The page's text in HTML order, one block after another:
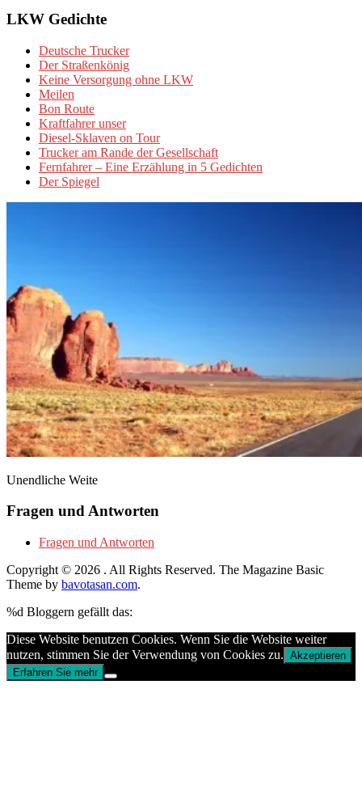
LKW Gedichte
Deutsche Trucker
Der Straßenkönig
Keine Versorgung ohne LKW
Meilen
Bon Route
Kraftfahrer unser
Diesel-Sklaven on Tour
Trucker am Rande der Gesellschaft
Fernfahrer – Eine Erzählung in 5 Gedichten
Der Spiegel
Unendliche Weite
Fragen und Antworten
Fragen und Antworten
Copyright © 2026 . All Rights Reserved. The Magazine Basic
Theme by bavotasan.com.
%d Bloggern gefällt das:
Diese Website benutzen Cookies. Wenn Sie die Website weiter
nutzen, stimmen Sie der Verwendung von Cookies zu. Akzeptieren
Erfahren Sie mehr